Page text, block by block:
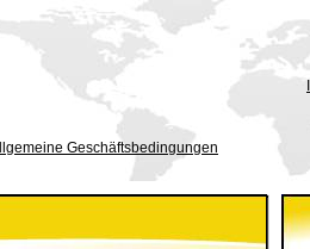
Geschäftsbedingungen